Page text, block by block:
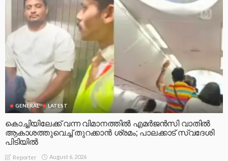
GENERAL LATEST
കൊച്ചിയിലേക്ക് വന്ന വിമാനത്തിൽ എമർജൻസി വാതിൽ
ആകാശത്തുവെച്ച് തുറക്കാൻ ശ്രമം; പാലക്കാട് സ്വദേശി
പിടിയിൽ
Reporter August 6, 2026